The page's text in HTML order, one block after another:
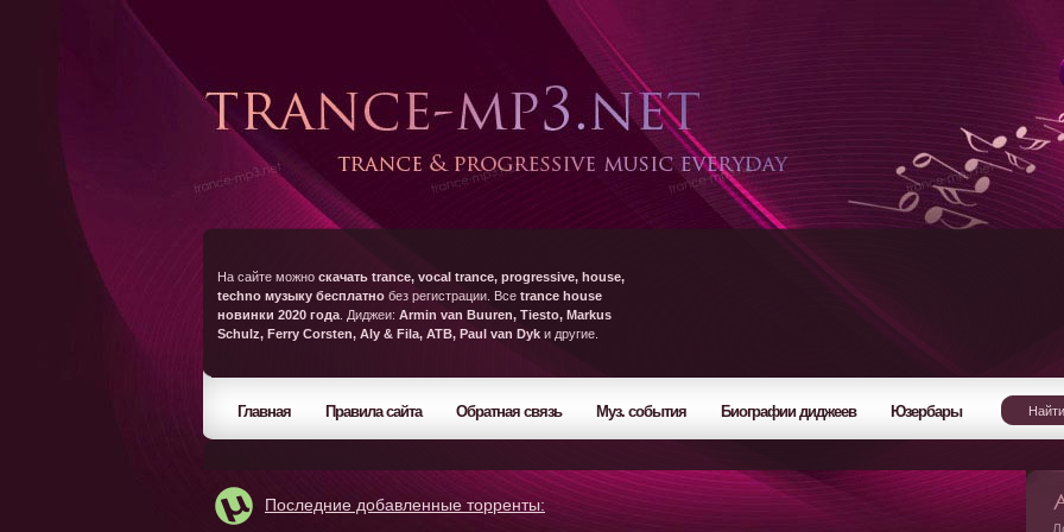
На сайте можно скачать trance, vocal trance, progressive, house,
techno музыку бесплатно без регистрации. Все trance house
новинки 2020 года . Диджеи: Armin van Buuren, Tiesto, Markus
Schulz, Ferry Corsten, Aly & Fila, ATB, Paul van Dyk и другие.
Главная Правила сайта Обратная связь Муз. события Биографии диджеев Юзербары
Последние добавленные торренты: